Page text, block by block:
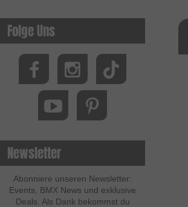
Folge Uns
Newsletter
Abonniere unseren Newsletter:
Events, BMX News und exklusive
Deals. Als Dank bekommst du